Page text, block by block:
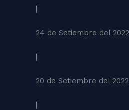
|
24 de Setiembre del 2022
|
20 de Setiembre del 2022
|